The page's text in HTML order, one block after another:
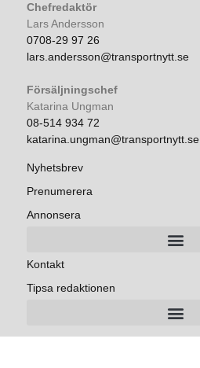
Chefredaktör
Lars Andersson
0708-29 97 26
lars.andersson@transportnytt.se
Försäljningschef
Katarina Ungman
08-514 934 72
katarina.ungman@transportnytt.se
Nyhetsbrev
Prenumerera
Annonsera
Kontakt
Tipsa redaktionen